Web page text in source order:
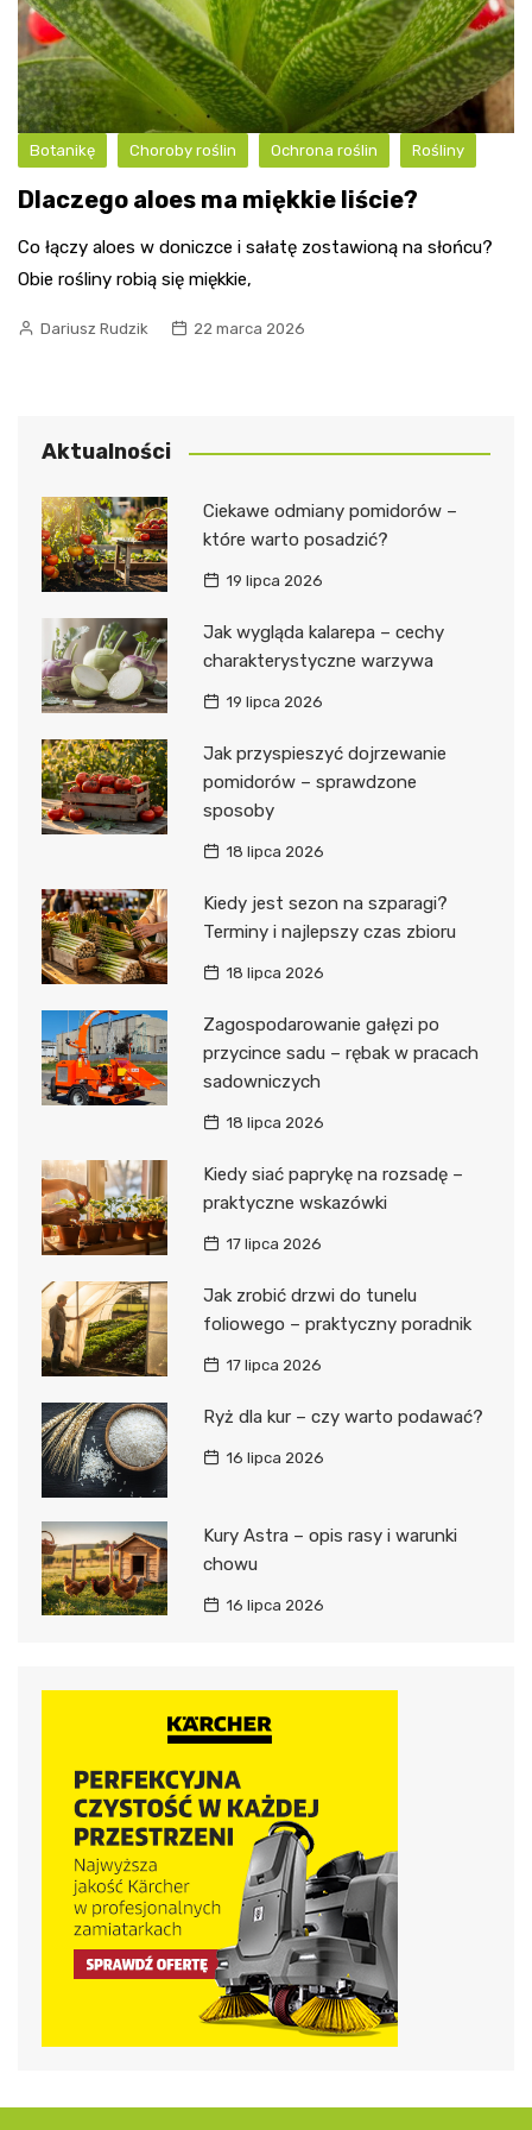
Botanikę Choroby roślin Ochrona roślin Rośliny
Dlaczego aloes ma miękkie liście?
Co łączy aloes w doniczce i sałatę zostawioną na słońcu?
Obie rośliny robią się miękkie,
Dariusz Rudzik 22 marca 2026
Aktualności
Ciekawe odmiany pomidorów –
które warto posadzić?
19 lipca 2026
Jak wygląda kalarepa – cechy
charakterystyczne warzywa
19 lipca 2026
Jak przyspieszyć dojrzewanie
pomidorów – sprawdzone
sposoby
18 lipca 2026
Kiedy jest sezon na szparagi?
Terminy i najlepszy czas zbioru
18 lipca 2026
Zagospodarowanie gałęzi po
przycince sadu – rębak w pracach
sadowniczych
18 lipca 2026
Kiedy siać paprykę na rozsadę –
praktyczne wskazówki
17 lipca 2026
Jak zrobić drzwi do tunelu
foliowego – praktyczny poradnik
17 lipca 2026
Ryż dla kur – czy warto podawać?
16 lipca 2026
Kury Astra – opis rasy i warunki
chowu
16 lipca 2026